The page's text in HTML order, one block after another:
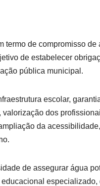
de compromisso
de estabelecer
pública municipal.
escolar,
dos
da
de assegurar água